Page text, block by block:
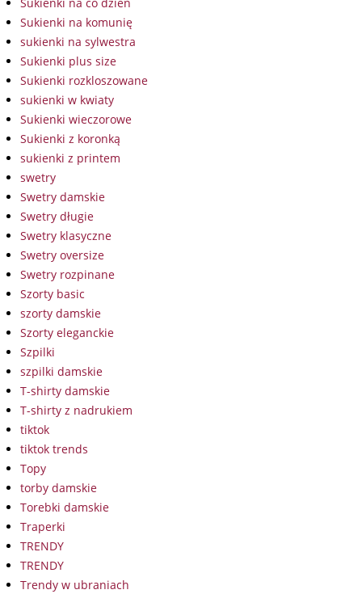
Sukienki na co dzień
Sukienki na komunię
sukienki na sylwestra
Sukienki plus size
Sukienki rozkloszowane
sukienki w kwiaty
Sukienki wieczorowe
Sukienki z koronką
sukienki z printem
swetry
Swetry damskie
Swetry długie
Swetry klasyczne
Swetry oversize
Swetry rozpinane
Szorty basic
szorty damskie
Szorty eleganckie
Szpilki
szpilki damskie
T-shirty damskie
T-shirty z nadrukiem
tiktok
tiktok trends
Topy
torby damskie
Torebki damskie
Traperki
TRENDY
TRENDY
Trendy w ubraniach